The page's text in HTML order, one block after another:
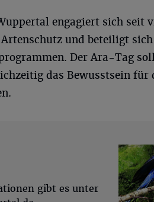
engagiert sich seit
und beteiligt
Der Ara-Tag
das Bewusstsein für
gibt es unter